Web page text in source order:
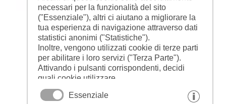
necessari per la funzionalità del sito
("Essenziale"), altri ci aiutano a migliorare la
tua esperienza di navigazione attraverso dati
statistici anonimi ("Statistiche").
Inoltre, vengono utilizzati cookie di terze parti
per abilitare i loro servizi ("Terza Parte").
Attivando i pulsanti corrispondenti, decidi
quali cookie utilizzare.
Cliccando su "Accetta tutto", "Salva
selezione" o "Rifiuta selezione", dichiari di
Essenziale